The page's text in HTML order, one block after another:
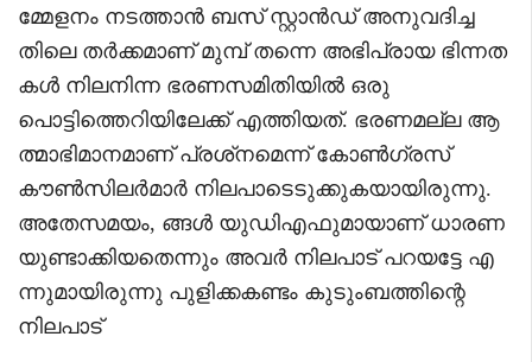
മ്മേളനം നടത്താന്‍ ബസ് സ്റ്റാന്‍ഡ് അനുവദിച്ച
തിലെ തര്‍ക്കമാണ് മുമ്പ് തന്നെ അഭിപ്രായ ഭിന്നത
കള്‍ നിലനിന്ന ഭരണസമിതിയില്‍ ഒരു
പൊട്ടിത്തെറിയിലേക്ക് എത്തിയത്. ഭരണമല്ല ആ
ത്മാഭിമാനമാണ് പ്രശ്‌നമെന്ന് കോണ്‍ഗ്രസ്
കൗണ്‍സിലര്‍മാര്‍ നിലപാടെടുക്കുകയായിരുന്നു.
അതേസമയം, ങ്ങള്‍ യുഡിഎഫുമായാണ് ധാരണ
യുണ്ടാക്കിയതെന്നും അവര്‍ നിലപാട് പറയട്ടേ എ
ന്നുമായിരുന്നു പുളിക്കകണ്ടം കുടുംബത്തിന്റെ
നിലപാട്